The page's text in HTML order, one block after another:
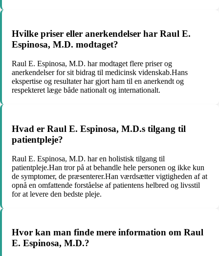
Hvilke priser eller anerkendelser har Raul E.
Espinosa, M.D. modtaget?
Raul E. Espinosa, M.D. har modtaget flere priser og
anerkendelser for sit bidrag til medicinsk videnskab.Hans
ekspertise og resultater har gjort ham til en anerkendt og
respekteret læge både nationalt og internationalt.
Hvad er Raul E. Espinosa, M.D.s tilgang til
patientpleje?
Raul E. Espinosa, M.D. har en holistisk tilgang til
patientpleje.Han tror på at behandle hele personen og ikke kun
de symptomer, de præsenterer.Han værdsætter vigtigheden af at
opnå en omfattende forståelse af patientens helbred og livsstil
for at levere den bedste pleje.
Hvor kan man finde mere information om Raul
E. Espinosa, M.D.?